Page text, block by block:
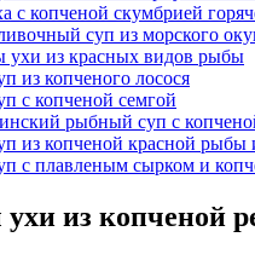
с копченой скумбрией
суп из морского
ухи из красных видов рыбы
из копченого лосося
с копченой семгой
рыбный суп с
из копченой красной рыбы
с плавленым сырком и
из копченой